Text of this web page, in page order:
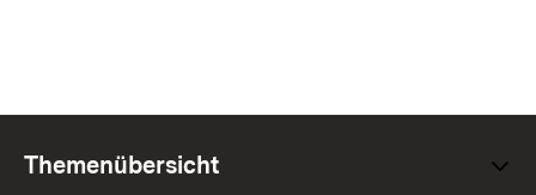
Themenübersicht